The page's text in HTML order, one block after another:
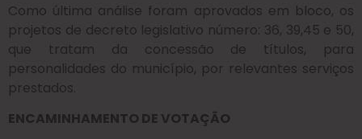
Como última análise foram aprovados em bloco, os
projetos de decreto legislativo número: 36, 39,45 e 50,
que tratam da concessão de títulos, para
personalidades do município, por relevantes serviços
prestados.
ENCAMINHAMENTO DE VOTAÇÃO